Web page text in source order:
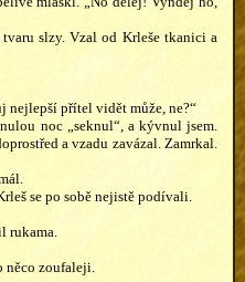
slzy. Vzal od Krleše tkanici a
nejlepší přítel vidět může, ne?“
noc „seknul“, a kývnul jsem.
a vzadu zavázal. Zamrkal.
se po sobě nejistě podívali.
rukama.
něco zoufaleji.